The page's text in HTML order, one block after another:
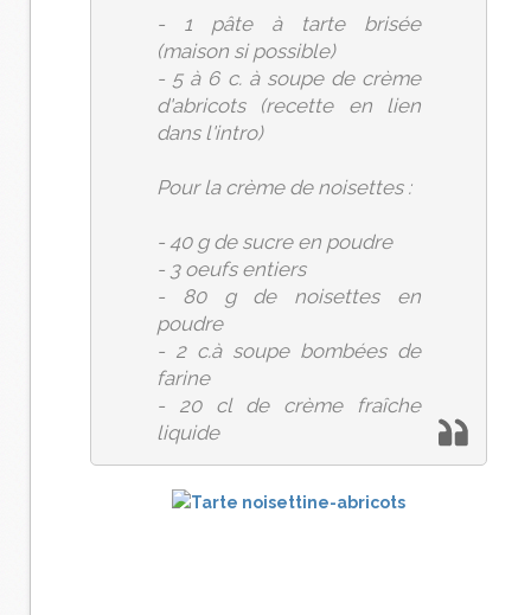
- 1 pâte à tarte brisée
(maison si possible)
- 5 à 6 c. à soupe de crème
d'abricots (recette en lien
dans l'intro)
Pour la crème de noisettes :
- 40 g de sucre en poudre
- 3 oeufs entiers
- 80 g de noisettes en
poudre
- 2 c.à soupe bombées de
farine
- 20 cl de crème fraîche
liquide